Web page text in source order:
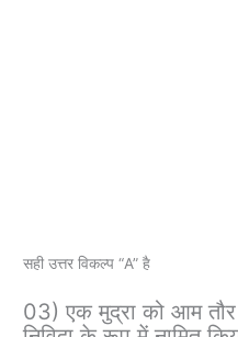
सही उत्तर विकल्प “A” है
03) एक मुद्रा को आम तौर